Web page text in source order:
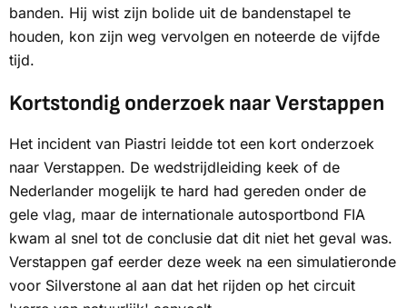
banden. Hij wist zijn bolide uit de bandenstapel te
houden, kon zijn weg vervolgen en noteerde de vijfde
tijd.
Kortstondig onderzoek naar Verstappen
Het incident van Piastri leidde tot een kort onderzoek
naar Verstappen. De wedstrijdleiding keek of de
Nederlander mogelijk te hard had gereden onder de
gele vlag, maar de internationale autosportbond FIA
kwam al snel tot de conclusie dat dit niet het geval was.
Verstappen gaf eerder deze week na een simulatieronde
voor Silverstone al aan dat het rijden op het circuit